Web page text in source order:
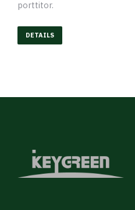
porttitor.
DETAILS